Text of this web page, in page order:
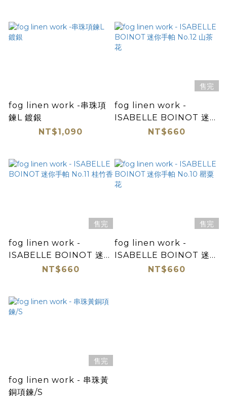
fog linen work -串珠項
鍊L 鍍銀
NT$1,090
售完
fog linen work -
ISABELLE BOINOT 迷你
手帕 No.12 山茶花
NT$660
售完
fog linen work -
ISABELLE BOINOT 迷你
手帕 No.11 桂竹香
NT$660
售完
fog linen work -
ISABELLE BOINOT 迷你
手帕 No.10 罌粟花
NT$660
售完
fog linen work - 串珠黃
銅項鍊/S